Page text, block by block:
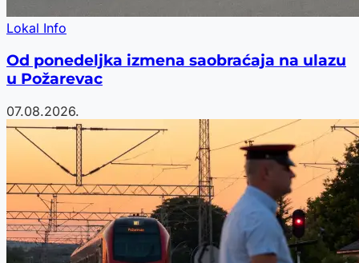
Lokal Info
Od ponedeljka izmena saobraćaja na ulazu
u Požarevac
07.08.2026.